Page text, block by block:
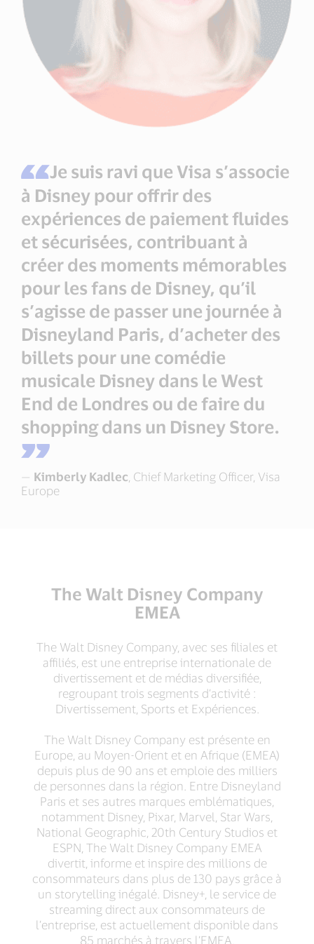
Je suis ravi que Visa s’associe
à Disney pour offrir des
expériences de paiement fluides
et sécurisées, contribuant à
créer des moments mémorables
pour les fans de Disney, qu’il
s’agisse de passer une journée à
Disneyland Paris, d’acheter des
billets pour une comédie
musicale Disney dans le West
End de Londres ou de faire du
shopping dans un Disney Store.
Kimberly Kadlec , Chief Marketing Officer, Visa
Europe
The Walt Disney Company
EMEA
The Walt Disney Company, avec ses filiales et
affiliés, est une entreprise internationale de
divertissement et de médias diversifiée,
regroupant trois segments d’activité :
Divertissement, Sports et Expériences.
The Walt Disney Company est présente en
Europe, au Moyen-Orient et en Afrique (EMEA)
depuis plus de 90 ans et emploie des milliers
de personnes dans la région. Entre Disneyland
Paris et ses autres marques emblématiques,
notamment Disney, Pixar, Marvel, Star Wars,
National Geographic, 20th Century Studios et
ESPN, The Walt Disney Company EMEA
divertit, informe et inspire des millions de
consommateurs dans plus de 130 pays grâce à
un storytelling inégalé. Disney+, le service de
streaming direct aux consommateurs de
l’entreprise, est actuellement disponible dans
85 marchés à travers l’EMEA.